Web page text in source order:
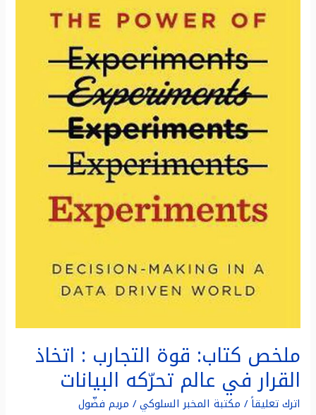
ملخص كتاب: قوة التجارب : اتخاذ
القرار في عالم تحرّكه البيانات
اترك تعليقاً/ مكتبة المخبر السلوكي/ مريم فضّول
البيانات